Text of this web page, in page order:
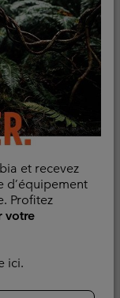
et recevez
d’équipement
Profitez
votre
ici.
Coloris
Polaire
Fast Trek™